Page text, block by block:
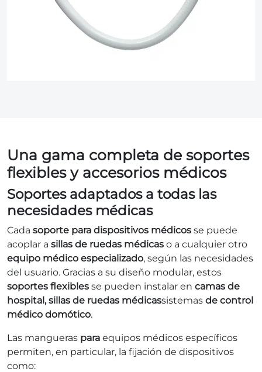
Una gama completa de soportes
flexibles y accesorios médicos
Soportes adaptados a todas las
necesidades médicas
Cada soporte para dispositivos médicos se puede
acoplar a sillas de ruedas médicas o a cualquier otro
equipo médico especializado, según las necesidades
del usuario. Gracias a su diseño modular, estos
soportes flexibles se pueden instalar en camas de
hospital, sillas de ruedas médicassistemas de control
médico domótico.
Las mangueras para equipos médicos específicos
permiten, en particular, la fijación de dispositivos
como: